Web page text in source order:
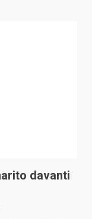
davanti